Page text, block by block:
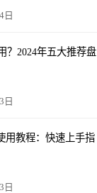
日
？2024年五大推荐盘
日
用教程：快速上手指
日